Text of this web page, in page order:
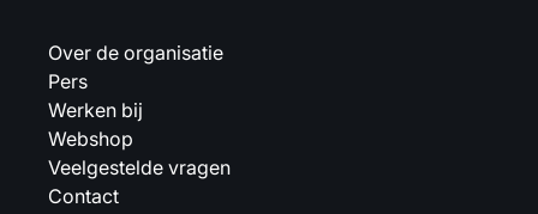
Over de organisatie
Pers
Werken bij
Webshop
Veelgestelde vragen
Contact